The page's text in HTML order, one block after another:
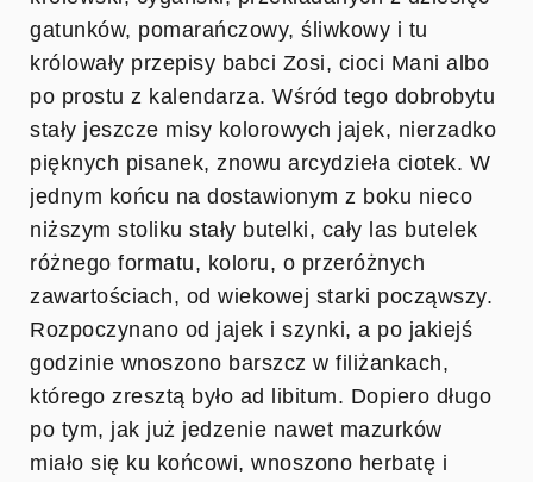
gatunków, pomarańczowy, śliwkowy i tu
królowały przepisy babci Zosi, cioci Mani albo
po prostu z kalendarza. Wśród tego dobrobytu
stały jeszcze misy kolorowych jajek, nierzadko
pięknych pisanek, znowu arcydzieła ciotek. W
jednym końcu na dostawionym z boku nieco
niższym stoliku stały butelki, cały las butelek
różnego formatu, koloru, o przeróżnych
zawartościach, od wiekowej starki począwszy.
Rozpoczynano od jajek i szynki, a po jakiejś
godzinie wnoszono barszcz w filiżankach,
którego zresztą było ad libitum. Dopiero długo
po tym, jak już jedzenie nawet mazurków
miało się ku końcowi, wnoszono herbatę i